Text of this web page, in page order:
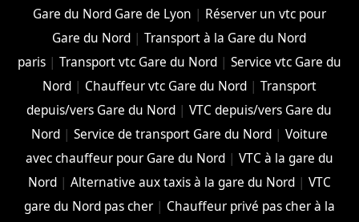
Gare du Nord Gare de Lyon | Réserver un vtc pour
Gare du Nord |Transport à la Gare du Nord
paris| Transport vtc Gare du Nord| Service vtc Gare du
Nord| Chauffeur vtc Gare du Nord| Transport
depuis/vers Gare du Nord |VTC depuis/vers Gare du
Nord| Service de transport Gare du Nord| Voiture
avec chauffeur pour Gare du Nord| VTC à la gare du
Nord| Alternative aux taxis à la gare du Nord| VTC
gare du Nord pas cher| Chauffeur privé pas cher à la